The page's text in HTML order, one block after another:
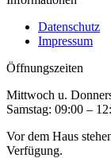
Datenschutz
Impressum
Öffnungszeiten
Mittwoch u.
Samstag: 09:00 –
Vor dem Haus
Verfügung.